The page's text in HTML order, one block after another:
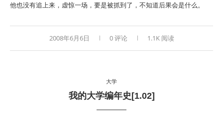
他也没有追上来，虚惊一场，要是被抓到了，不知道后果会是什么。
2008年6月6日 0 评论 1.1K 阅读
大学
我的大学编年史[1.02]